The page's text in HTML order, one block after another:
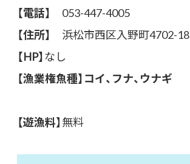
【電話】
053-447-4005
【住所】
浜松市西区入野町4702-18
【HP】なし
【漁業権魚種】コイ、フナ、ウナギ
【遊漁料】無料